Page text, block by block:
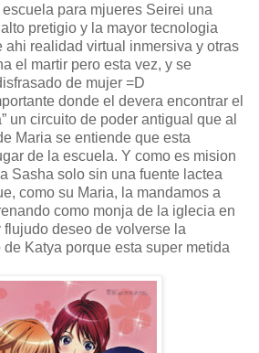
para mjueres Seirei una
pretigio y la mayor tecnologia
ahi realidad virtual inmersiva y otras
el martir pero esta vez, y se
de mujer =D
donde el devera encontrar el
un circuito de poder antigual que al
Maria se entiende que esta
de la escuela. Y como es mision
Sasha solo sin una fuente lactea
como su Maria, la mandamos a
como monja de la iglecia en
flujudo deseo de volverse la
Katya porque esta super metida